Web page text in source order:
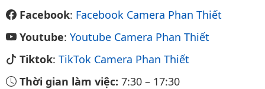
Facebook: Facebook Camera Phan Thiết
Youtube: Youtube Camera Phan Thiết
Tiktok: TikTok Camera Phan Thiết
Thời gian làm việc: 7:30 – 17:30